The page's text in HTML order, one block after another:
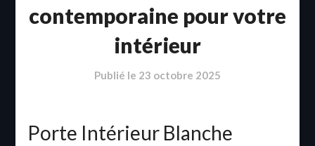
contemporaine pour votre
intérieur
Publié le 23 octobre 2025
Porte Intérieur Blanche